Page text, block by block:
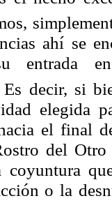
ahí se
entrada
Es decir, si
elegida
el final
del
coyuntura
o la